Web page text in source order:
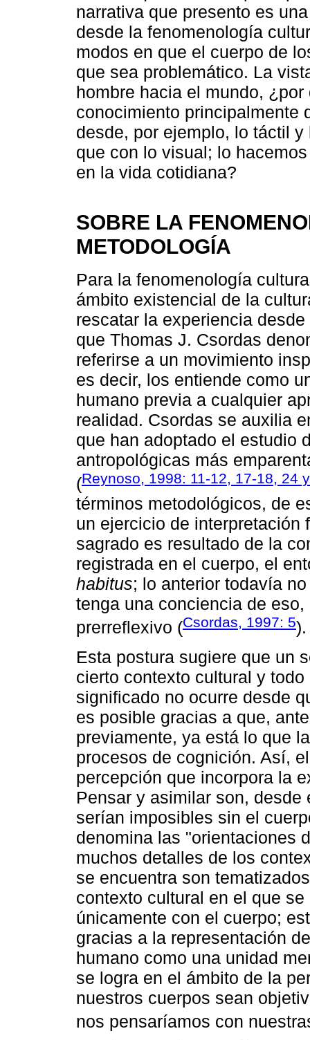
narrativa que presento es
desde la fenomenología
modos en que el cuerpo de
que sea problemático. La
hombre hacia el mundo,
conocimiento principalmente
desde, por ejemplo, lo táctil
que con lo visual; lo
en la vida cotidiana?
SOBRE LA
METODOLOGÍA
Para la fenomenología
ámbito existencial de la
rescatar la experiencia
que Thomas J. Csordas
referirse a un movimiento
es decir, los entiende como
humano previa a cualquier
realidad. Csordas se auxilia
que han adoptado el estudio
antropológicas más
(Reynoso, 1998: 11-12, 17-18, 24
términos metodológicos, de
un ejercicio de interpretación
sagrado es resultado de la
registrada en el cuerpo, el
habitus; lo anterior todavía
tenga una conciencia de
prerreflexivo (Csordas, 1997: 5).
Esta postura sugiere que un
cierto contexto cultural y
significado no ocurre desde
es posible gracias a que,
previamente, ya está lo que
procesos de cognición. Así,
percepción que incorpora la
Pensar y asimilar son,
serían imposibles sin el
denomina las "orientaciones
muchos detalles de los
se encuentra son
contexto cultural en el que
únicamente con el cuerpo;
gracias a la representación
humano como una unidad
se logra en el ámbito de la
nuestros cuerpos sean
nos pensaríamos con